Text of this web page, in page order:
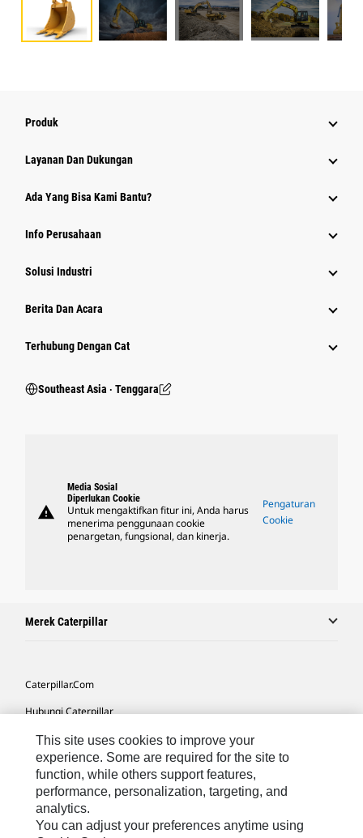
Produk
Layanan Dan Dukungan
Ada Yang Bisa Kami Bantu?
Info Perusahaan
Solusi Industri
Berita Dan Acara
Terhubung Dengan Cat
Southeast Asia ‧ Tenggara
warning
Media Sosial
Diperlukan Cookie
Untuk mengaktifkan fitur ini, Anda harus
menerima penggunaan cookie
penargetan, fungsional, dan kinerja.
Pengaturan
Cookie
Merek Caterpillar
Caterpillar.com
Hubungi Caterpillar
Preferensi Pemasaran Saya
Peta Situs
Cookie Settings
Hukum
This site uses cookies to improve your
experience. Some are required for the site to
function, while others support features,
performance, personalization, targeting, and
analytics.
You can adjust your preferences anytime using